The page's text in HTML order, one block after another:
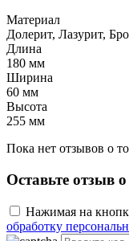
Материал
Долерит, Лазурит,
Длина
180 мм
Ширина
60 мм
Высота
255 мм
Пока нет отзывов о
Оставьте отзыв
Нажимая на
обработку